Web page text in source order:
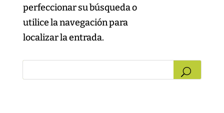
perfeccionar su búsqueda o
utilice la navegación para
localizar la entrada.